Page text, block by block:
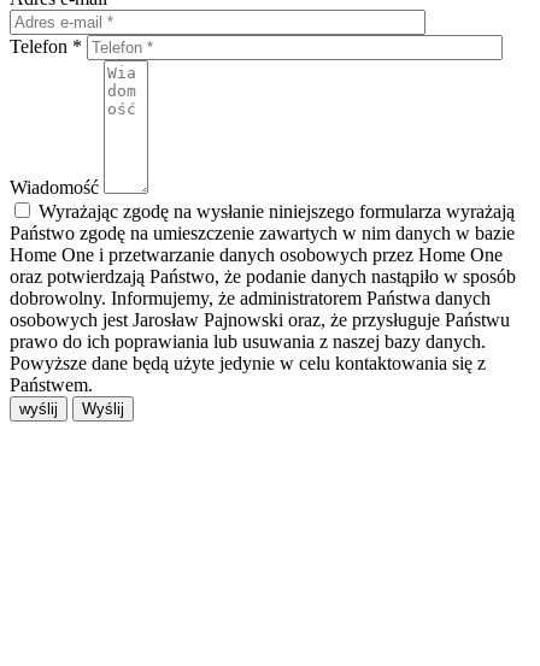
Telefon *
Wiadomość
Wyrażając zgodę na wysłanie niniejszego formularza wyrażają
Państwo zgodę na umieszczenie zawartych w nim danych w bazie
Home One i przetwarzanie danych osobowych przez Home One
oraz potwierdzają Państwo, że podanie danych nastąpiło w sposób
dobrowolny. Informujemy, że administratorem Państwa danych
osobowych jest Jarosław Pajnowski oraz, że przysługuje Państwu
prawo do ich poprawiania lub usuwania z naszej bazy danych.
Powyższe dane będą użyte jedynie w celu kontaktowania się z
Państwem.
wyślij